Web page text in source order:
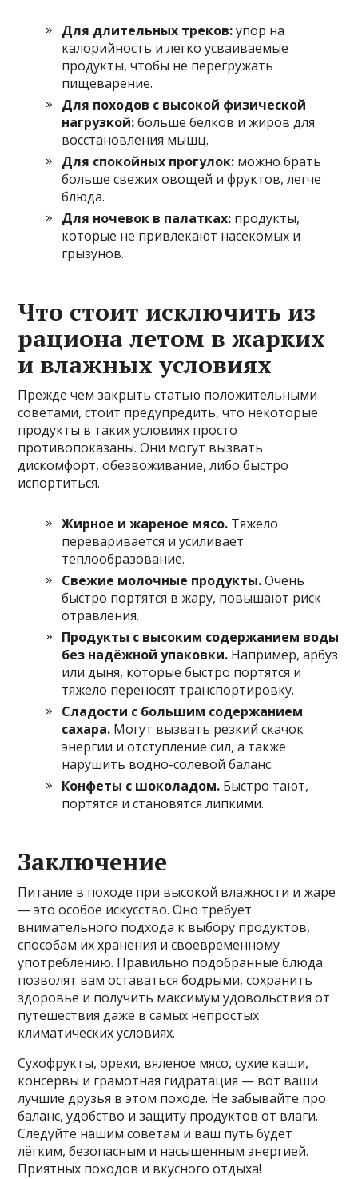
Для длительных треков:упор на
калорийность и легко усваиваемые
продукты, чтобы не перегружать
пищеварение.
Для походов с высокой физической
нагрузкой:больше белков и жиров для
восстановления мышц.
Для спокойных прогулок: можно брать
больше свежих овощей и фруктов, легче
блюда.
Для ночевок в палатках: продукты,
которые не привлекают насекомых и
грызунов.
Что стоит исключить из
рациона летом в жарких
и влажных условиях
Прежде чем закрыть статью положительными
советами, стоит предупредить, что некоторые
продукты в таких условиях просто
противопоказаны. Они могут вызвать
дискомфорт, обезвоживание, либо быстро
испортиться.
Жирное и жареное мясо. Тяжело
переваривается и усиливает
теплообразование.
Свежие молочные продукты.Очень
быстро портятся в жару, повышают риск
отравления.
Продукты с высоким содержанием воды
без надёжной упаковки. Например, арбуз
или дыня, которые быстро портятся и
тяжело переносят транспортировку.
Сладости с большим содержанием
сахара. Могут вызвать резкий скачок
энергии и отступление сил, а также
нарушить водно-солевой баланс.
Конфеты с шоколадом. Быстро тают,
портятся и становятся липкими.
Заключение
Питание в походе при высокой влажности и жаре
— это особое искусство. Оно требует
внимательного подхода к выбору продуктов,
способам их хранения и своевременному
употреблению. Правильно подобранные блюда
позволят вам оставаться бодрыми, сохранить
здоровье и получить максимум удовольствия от
путешествия даже в самых непростых
климатических условиях.
Сухофрукты, орехи, вяленое мясо, сухие каши,
консервы и грамотная гидратация — вот ваши
лучшие друзья в этом походе. Не забывайте про
баланс, удобство и защиту продуктов от влаги.
Следуйте нашим советам и ваш путь будет
лёгким, безопасным и насыщенным энергией.
Приятных походов и вкусного отдыха!